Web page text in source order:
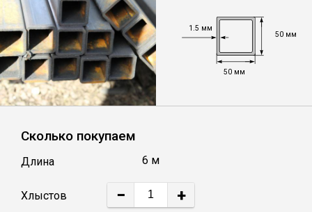
Уголок
Балка
Швеллер
1.5 мм
50 мм
50 мм
Сколько покупаем
Длина 6 м
Хлыстов − +